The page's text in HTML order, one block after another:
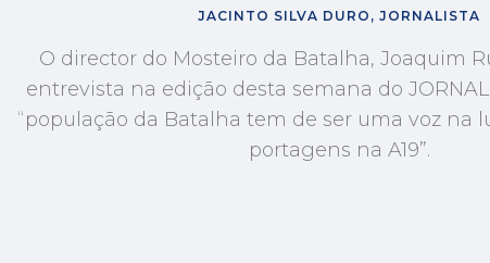
JACINTO SILVA DURO, JORNALISTA
O director do Mosteiro da Batalha, Joaquim
entrevista na edição desta semana do JORNAL
“população da Batalha tem de ser uma voz na
portagens na A19”.